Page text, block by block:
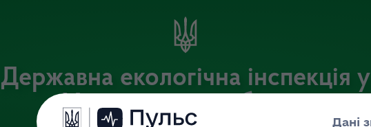
Державна екологічна інспекція у
Хмельницькій області